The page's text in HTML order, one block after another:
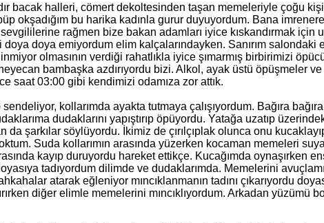
bacak halleri, cömert dekoltesinden taşan memeleriyle çoğu
okşadığım bu harika kadınla gurur duyuyordum. Bana
rağmen bize bakan adamları iyice kıskandırmak için
doya doya emiyordum elim kalçalarındayken. Sanırım
olmasının verdiği rahatlıkla iyice şımarmış birbirimizi
bambaşka azdırıyordu bizi. Alkol, ayak üstü öpüşmeler
saat 03:00 gibi kendimizi odamıza zor attık.
sendeliyor, kollarımda ayakta tutmaya çalışıyordum. Bağıra
dudaklarını yapıştırıp öpüyordu. Yatağa uzatıp
şarkılar söylüyordu. İkimiz de çırılçıplak olunca onu
Suda kollarımın arasında yüzerken kocaman memeleri suya
kayıp duruyordu hareket ettikçe. Kucağımda oynaşırken
tadıyordum dilimde ve dudaklarımda. Memelerini
atarak eğleniyor mıncıklanmanın tadını çıkarıyordu
diğer elimle memelerini mıncıklıyordum. Arkadan yüzümü